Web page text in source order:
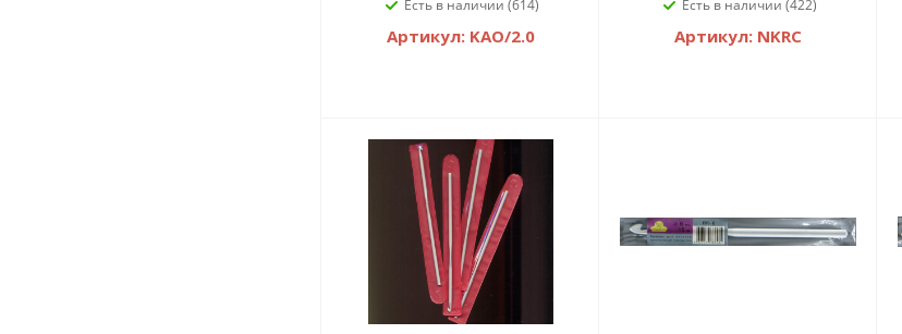
Есть в наличии (614)
Артикул: KAO/2.0
Есть в наличии (422)
Артикул: NKRC